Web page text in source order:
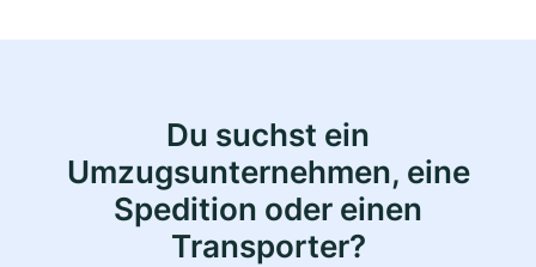
Du suchst ein
Umzugsunternehmen, eine
Spedition oder einen
Transporter?